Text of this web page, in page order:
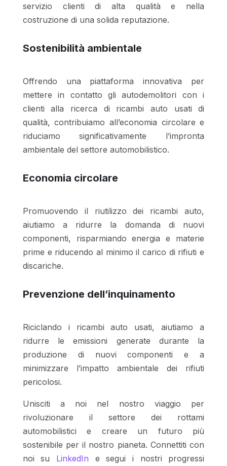
servizio clienti di alta qualità e nella
costruzione di una solida reputazione.
Sostenibilità ambientale
Offrendo una piattaforma innovativa per
mettere in contatto gli autodemolitori con i
clienti alla ricerca di ricambi auto usati di
qualità, contribuiamo all’economia circolare e
riduciamo significativamente l’impronta
ambientale del settore automobilistico.
Economia circolare
Promuovendo il riutilizzo dei ricambi auto,
aiutiamo a ridurre la domanda di nuovi
componenti, risparmiando energia e materie
prime e riducendo al minimo il carico di rifiuti e
discariche.
Prevenzione dell’inquinamento
Riciclando i ricambi auto usati, aiutiamo a
ridurre le emissioni generate durante la
produzione di nuovi componenti e a
minimizzare l’impatto ambientale dei rifiuti
pericolosi.
Unisciti a noi nel nostro viaggio per
rivoluzionare il settore dei rottami
automobilistici e creare un futuro più
sostenibile per il nostro pianeta. Connettiti con
noi su LinkedIn e segui i nostri progressi